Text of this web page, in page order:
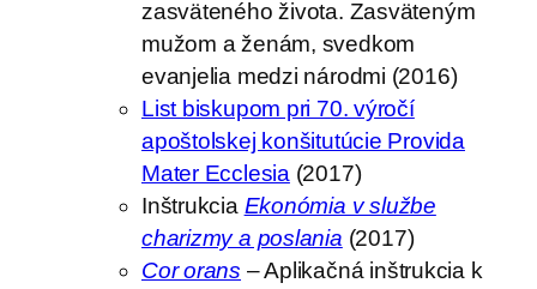
zasväteného života. Zasväteným
mužom a ženám, svedkom
evanjelia medzi národmi (2016)
List biskupom pri 70. výročí
apoštolskej konšitutúcie Provida
Mater Ecclesia(2017)
Inštrukcia Ekonómia v službe
charizmy a poslania (2017)
Cor orans – Aplikačná inštrukcia k